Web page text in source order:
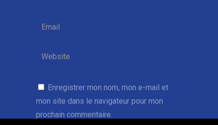
Enregistrer mon nom, mon e-mail et
mon site dans le navigateur pour mon
prochain commentaire.